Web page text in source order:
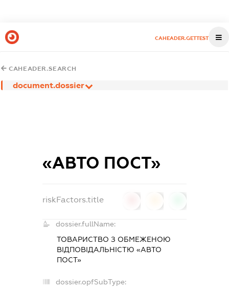
CAHEADER.GETTEST
CAHEADER.SEARCH
document.dossier
«АВТО ПОСТ»
riskFactors.title
dossier.fullName:
ТОВАРИСТВО З ОБМЕЖЕНОЮ
ВІДПОВІДАЛЬНІСТЮ «АВТО
ПОСТ»
dossier.opfSubType: